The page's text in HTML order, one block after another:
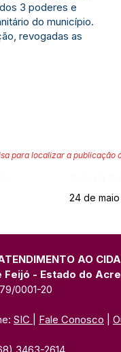
3 poderes e
do município.
revogadas as
para localizar a publicação
24 de
AO
- Estado do Acre
0001-20
SIC Fale Conosco